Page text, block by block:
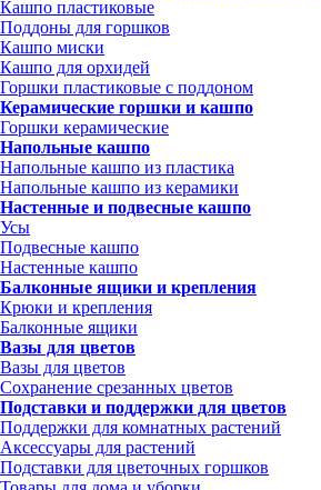
Кашпо пластиковые
Поддоны для горшков
Кашпо миски
Кашпо для орхидей
Горшки пластиковые с поддоном
Керамические горшки и кашпо
Горшки керамические
Напольные кашпо
Напольные кашпо из пластика
Напольные кашпо из керамики
Настенные и подвесные кашпо
Усы
Подвесные кашпо
Настенные кашпо
Балконные ящики и крепления
Крюки и крепления
Балконные ящики
Вазы для цветов
Вазы для цветов
Сохранение срезанных цветов
Подставки и поддержки для цветов
Поддержки для комнатных растений
Аксессуары для растений
Подставки для цветочных горшков